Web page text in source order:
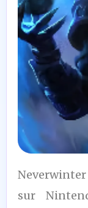
6,5
/10
sur